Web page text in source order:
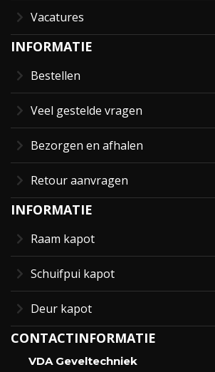
Vacatures
INFORMATIE
Bestellen
Veel gestelde vragen
Bezorgen en afhalen
Retour aanvragen
INFORMATIE
Raam kapot
Schuifpui kapot
Deur kapot
CONTACTINFORMATIE
VDA Geveltechniek